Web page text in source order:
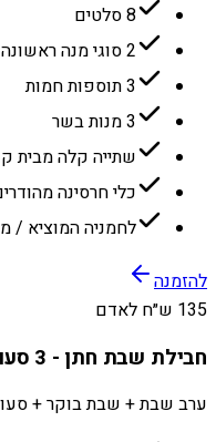
8 סלטים
2 סוגי מנה ראשונה
3 תוספות חמות
3 מנות בשר
שתייה קלה מבית
כלי חרסינה
לחמניה המוציא /
להזמנה
135 ש״ח לאדם
חבילת שבת חתן - 3 סעודות
ערב שבת + שבת בוקר +